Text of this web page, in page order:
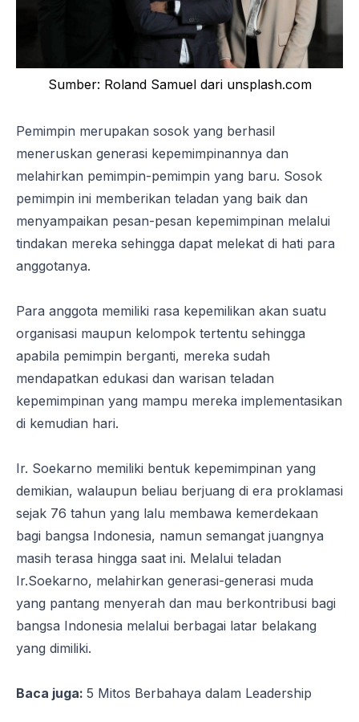
Sumber: Roland Samuel dari unsplash.com
Pemimpin merupakan sosok yang berhasil
meneruskan generasi kepemimpinannya dan
melahirkan pemimpin-pemimpin yang baru. Sosok
pemimpin ini memberikan teladan yang baik dan
menyampaikan pesan-pesan kepemimpinan melalui
tindakan mereka sehingga dapat melekat di hati para
anggotanya.
Para anggota memiliki rasa kepemilikan akan suatu
organisasi maupun kelompok tertentu sehingga
apabila pemimpin berganti, mereka sudah
mendapatkan edukasi dan warisan teladan
kepemimpinan yang mampu mereka implementasikan
di kemudian hari.
Ir. Soekarno memiliki bentuk kepemimpinan yang
demikian, walaupun beliau berjuang di era proklamasi
sejak 76 tahun yang lalu membawa kemerdekaan
bagi bangsa Indonesia, namun semangat juangnya
masih terasa hingga saat ini. Melalui teladan
Ir.Soekarno, melahirkan generasi-generasi muda
yang pantang menyerah dan mau berkontribusi bagi
bangsa Indonesia melalui berbagai latar belakang
yang dimiliki.
Baca juga: 5 Mitos Berbahaya dalam Leadership